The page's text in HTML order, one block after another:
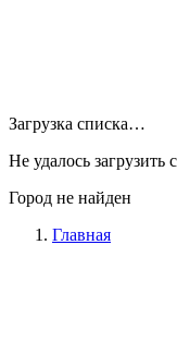
Загрузка списка…
Не удалось
Город не найден
Главная